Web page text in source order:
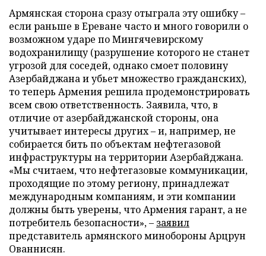
Армянская сторона сразу отыграла эту ошибку –
если раньше в Ереване часто и много говорили о
возможном ударе по Мингячевирскому
водохранилищу (разрушение которого не станет
угрозой для соседей, однако смоет половину
Азербайджана и убьет множество гражданских),
то теперь Армения решила продемонстрировать
всем свою ответственность. Заявила, что, в
отличие от азербайджанской стороны, она
учитывает интересы других – и, например, не
собирается бить по объектам нефтегазовой
инфраструктуры на территории Азербайджана.
«Мы считаем, что нефтегазовые коммуникации,
проходящие по этому региону, принадлежат
международным компаниям, и эти компании
должны быть уверены, что Армения гарант, а не
потребитель безопасности», – заявил
представитель армянского минобороны Арцрун
Ованнисян.